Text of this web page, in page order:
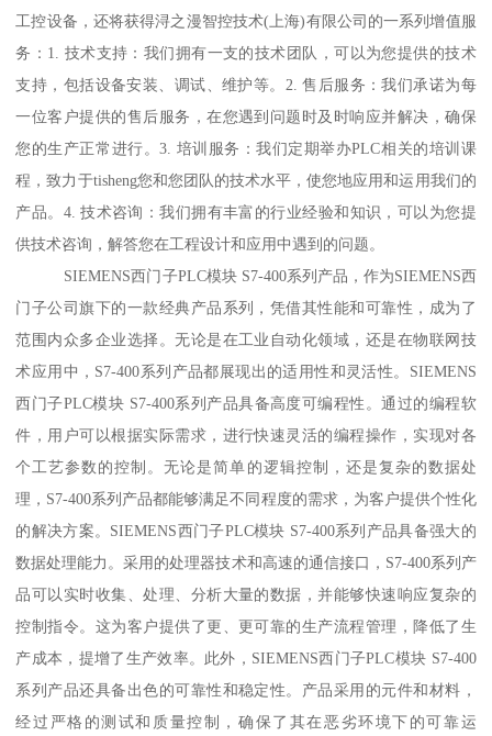
工控设备，还将获得浔之漫智控技术(上海)有限公司的一系列增值服
务：1. 技术支持：我们拥有一支的技术团队，可以为您提供的技术
支持，包括设备安装、调试、维护等。2. 售后服务：我们承诺为每
一位客户提供的售后服务，在您遇到问题时及时响应并解决，确保
您的生产正常进行。3. 培训服务：我们定期举办PLC相关的培训课
程，致力于tisheng您和您团队的技术水平，使您地应用和运用我们的
产品。4. 技术咨询：我们拥有丰富的行业经验和知识，可以为您提
供技术咨询，解答您在工程设计和应用中遇到的问题。
SIEMENS西门子PLC模块 S7-400系列产品，作为SIEMENS西
门子公司旗下的一款经典产品系列，凭借其性能和可靠性，成为了
范围内众多企业选择。无论是在工业自动化领域，还是在物联网技
术应用中，S7-400系列产品都展现出的适用性和灵活性。SIEMENS
西门子PLC模块 S7-400系列产品具备高度可编程性。通过的编程软
件，用户可以根据实际需求，进行快速灵活的编程操作，实现对各
个工艺参数的控制。无论是简单的逻辑控制，还是复杂的数据处
理，S7-400系列产品都能够满足不同程度的需求，为客户提供个性化
的解决方案。SIEMENS西门子PLC模块 S7-400系列产品具备强大的
数据处理能力。采用的处理器技术和高速的通信接口，S7-400系列产
品可以实时收集、处理、分析大量的数据，并能够快速响应复杂的
控制指令。这为客户提供了更、更可靠的生产流程管理，降低了生
产成本，提增了生产效率。此外，SIEMENS西门子PLC模块 S7-400
系列产品还具备出色的可靠性和稳定性。产品采用的元件和材料，
经过严格的测试和质量控制，确保了其在恶劣环境下的可靠运